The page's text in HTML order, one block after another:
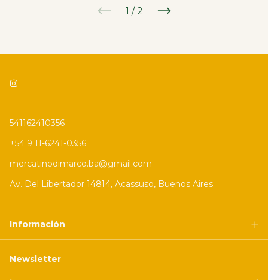
1 / 2
541162410356
+54 9 11-6241-0356
mercatinodimarco.ba@gmail.com
Av. Del Libertador 14814, Acassuso, Buenos Aires.
Información
Newsletter